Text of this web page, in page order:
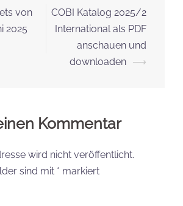
von
2025
COBI Katalog 2025/2
International als PDF
anschauen und
downloaden ⟶
Kommentar
wird nicht veröffentlicht.
sind mit * markiert